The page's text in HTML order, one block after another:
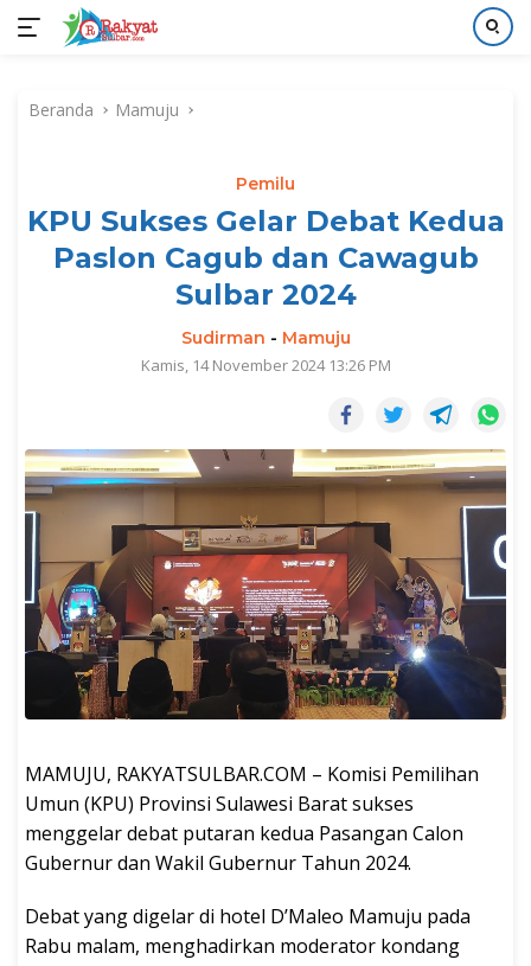
kontenBeranda Mamuju
Pemilu
KPU Sukses Gelar Debat Kedua
Paslon Cagub dan Cawagub
Sulbar 2024
Sudirman - Mamuju
Kamis, 14 November 2024 13:26 PM
MAMUJU, RAKYATSULBAR.COM – Komisi Pemilihan
Umun (KPU) Provinsi Sulawesi Barat sukses
menggelar debat putaran kedua Pasangan Calon
Gubernur dan Wakil Gubernur Tahun 2024.
Debat yang digelar di hotel D’Maleo Mamuju pada
Rabu malam, menghadirkan moderator kondang